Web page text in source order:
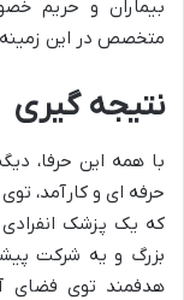
بیماران و حریم
متخصص در این
نتیجه گیری
با همه این حرفا،
حرفه ای و کارآمد،
که یک پزشک انفرادی
بزرگ و یه شرکت
هدفمند توی فضای